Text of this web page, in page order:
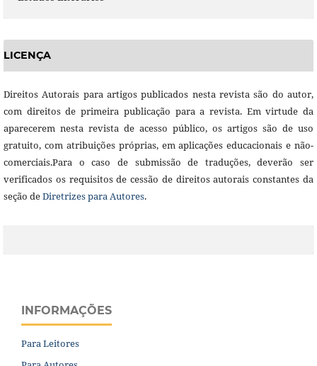
LICENÇA
Direitos Autorais para artigos publicados nesta revista são do autor,
com direitos de primeira publicação para a revista. Em virtude da
aparecerem nesta revista de acesso público, os artigos são de uso
gratuito, com atribuições próprias, em aplicações educacionais e não-
comerciais.Para o caso de submissão de traduções, deverão ser
verificados os requisitos de cessão de direitos autorais constantes da
seção deDiretrizes para Autores.
INFORMAÇÕES
Para Leitores